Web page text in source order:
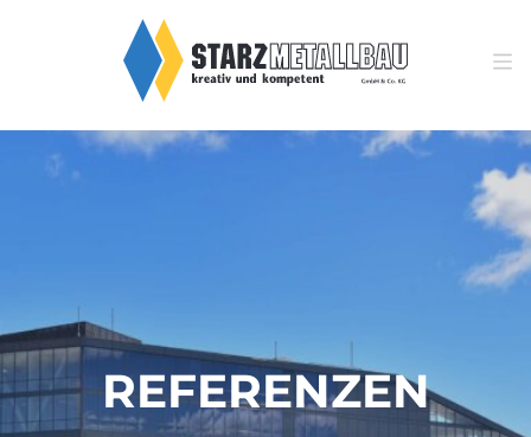
REFERENZEN